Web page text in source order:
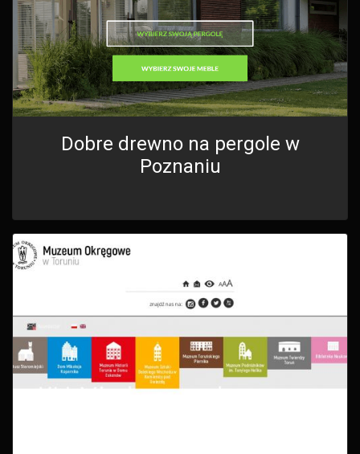
Dobre drewno na pergole w
Poznaniu